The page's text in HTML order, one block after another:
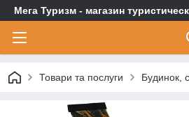
Мега Туризм - магазин
Товари та послуги Будинок,